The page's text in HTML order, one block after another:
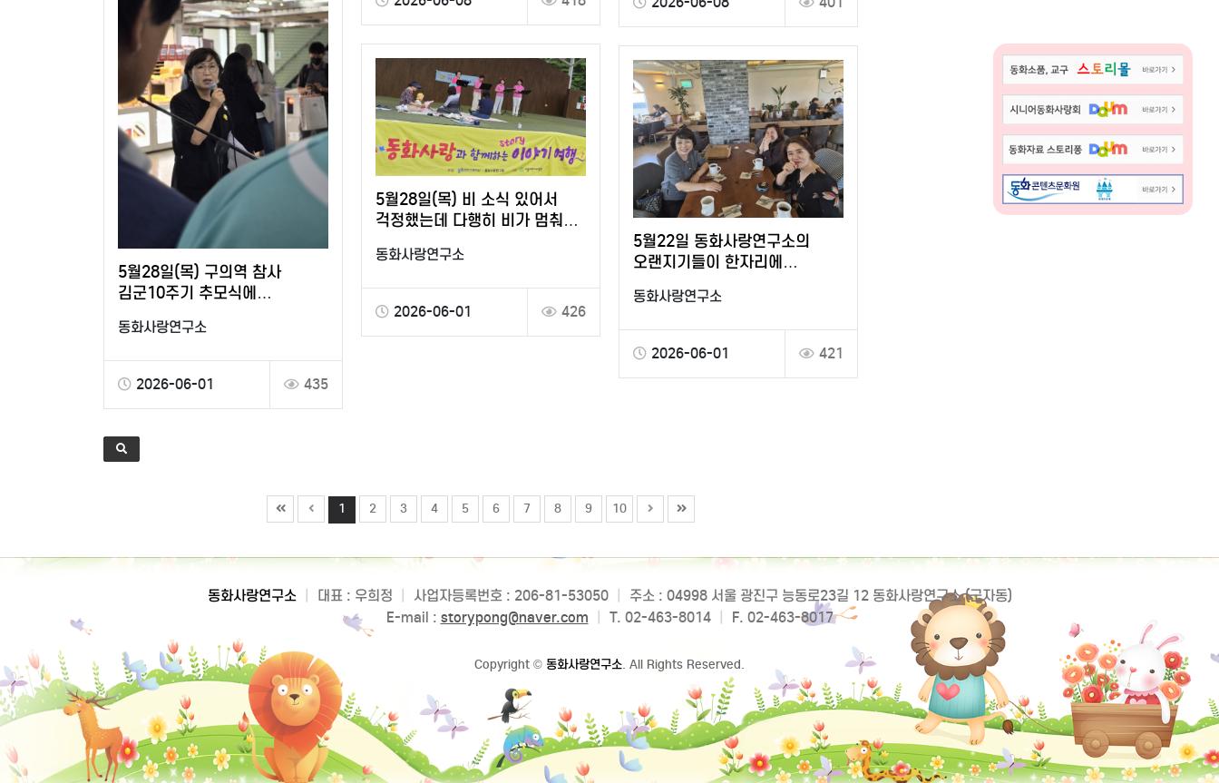
5월28일(목) 구의역 참사
김군10주기 추모식에
동화사랑연구소
2026-06-01 435
5월28일(목) 비 소식 있어서
걱정했는데 다행히 비가 멈춰
아이들과 함께…
동화사랑연구소
2026-06-01 426
5월22일 동화사랑연구소의
오랜지기들이 한자리에
동화사랑연구소
2026-06-01 421
1 2 3 4 5 6 7 8 9 10
동화사랑연구소 대표 : 우희정 사업자등록번호 : 206-81-53050
주소 : 04998 서울 광진구 능동로23길 12 동화사랑연구소 (군자동)
E-mail : storypong@naver.com T. 02-463-8014 F. 02-463-8017
Copyright © 동화사랑연구소. All Rights Reserved.